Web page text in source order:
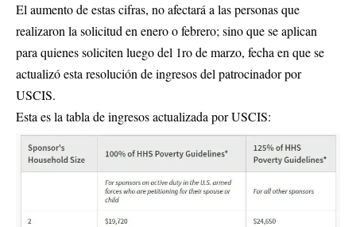
El aumento de estas cifras, no afectará a las personas que
realizaron la solicitud en enero o febrero; sino que se aplican
para quienes soliciten luego del 1ro de marzo, fecha en que se
actualizó esta resolución de ingresos del patrocinador por
USCIS.
Esta es la tabla de ingresos actualizada por USCIS: